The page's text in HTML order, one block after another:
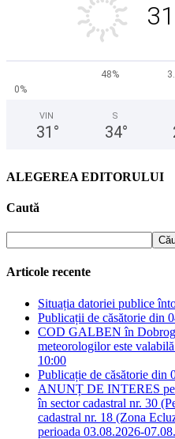
48%
0%
VIN
31 °
S
34°
ALEGEREA EDITORULUI
Caută
Articole recente
Situația datoriei publice
Publicații de căsătorie din
COD GALBEN în
meteorologilor este
10:00
Publicație de căsătorie din
ANUNȚ DE INTERES
în sector cadastral nr. 30
cadastral nr. 18 (Zona
perioada 03.08.2026-